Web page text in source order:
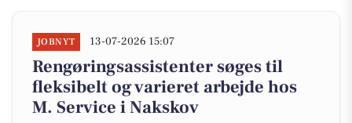
JOBNYT 13-07-2026 15:07
Rengøringsassistenter søges til
fleksibelt og varieret arbejde hos
M. Service i Nakskov